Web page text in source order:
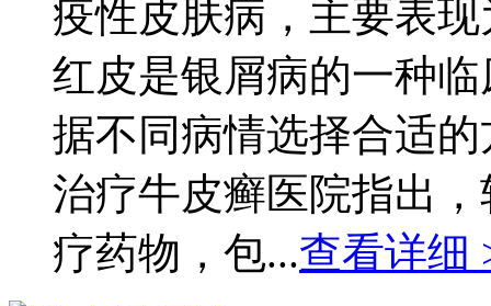
疫性皮肤病，主要表
红皮是银屑病的一种
据不同病情选择合适
治疗牛皮癣医院指出
疗药物，包...查看详细